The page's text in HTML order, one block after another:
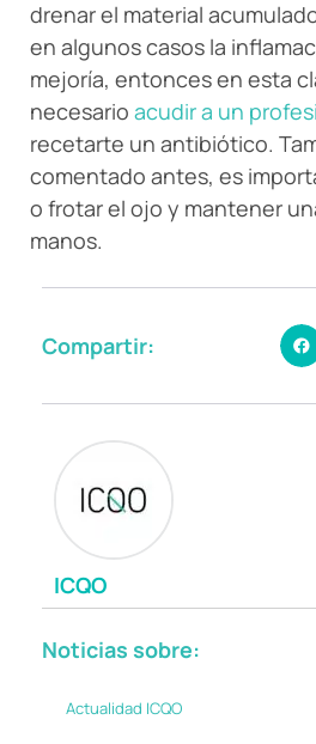
drenar el material
en algunos casos la
mejoría, entonces en esta
necesario acudir a un
recetarte un antibiótico.
comentado antes, es
o frotar el ojo y mantener
manos.
Compartir:
ICQO
Noticias sobre:
Actualidad ICQO